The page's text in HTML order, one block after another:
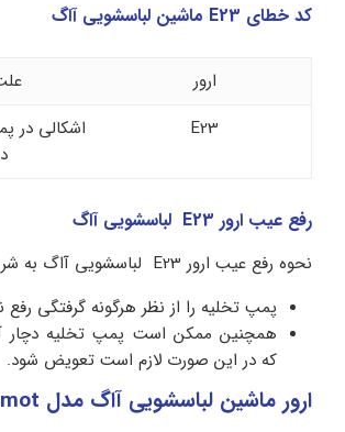
کد خطای E23 ماشین لباسشویی آاگ
ارور
E23
اشکالی در
رفع عیب ارور E23 لباسشویی آاگ
نحوه رفع عیب ارور E23 لباسشویی آاگ به شرح زیر است:
پمپ تخلیه را از نظر هرگونه گرفتگی رفع
همچنین ممکن است پمپ تخلیه دچار
که در این صورت لازم است تعویض شود.
ارور ماشین لباسشویی آاگ مدل Lavamot